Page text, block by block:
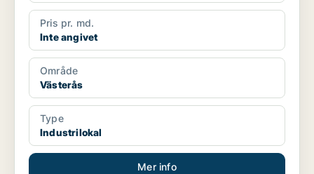
Pris pr. md.
Inte angivet
Område
Västerås
Type
Industrilokal
Mer info